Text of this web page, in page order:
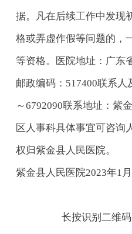
据。凡在后续工作中发现
格或弄虚作假等问题的，
等资格。医院地址：广东
邮政编码：517400联系
～6792090联系地址：紫
区人事科具体事宜可咨询
权归紫金县人民医院。
紫金县人民医院2023年1月
长按识别二维